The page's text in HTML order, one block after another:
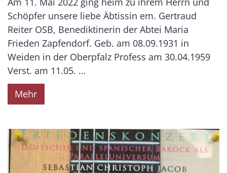
Schöpfer unsere liebe Äbtissin em. Gertraud
Reiter OSB, Benediktinerin der Abtei Maria
Frieden Zapfendorf. Geb. am 08.09.1931 in
Weiden in der Oberpfalz Profess am 30.04.1959
Verst. am 11.05. ...
Mehr